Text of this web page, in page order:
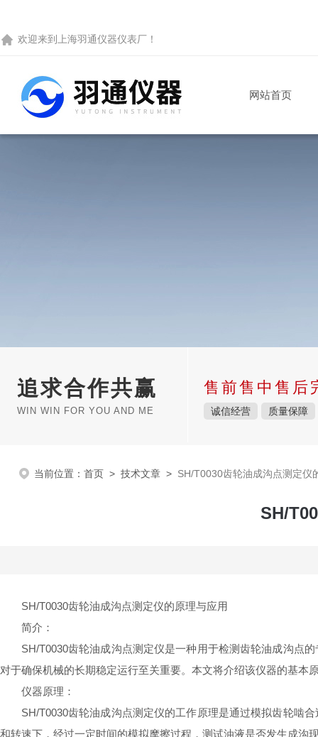
欢迎来到 上海羽通仪器仪表厂 ！
网站首页
追求合作共赢
WIN WIN FOR YOU AND ME
售前售中售后
诚信经营 质量保障
当前位置： 首页 > 技术文章 > ​SH/T0030齿轮油成沟点测定仪
​SH/
SH/T0030齿轮油成沟点测定仪的原理与应用
简介：
SH/T0030齿轮油成沟点测定仪是一种用于检测齿轮油成沟点
对于确保机械的长期稳定运行至关重要。本文将介绍该仪器的基本
仪器原理：
SH/T0030齿轮油成沟点测定仪的工作原理是通过模拟齿轮啮
和转速下，经过一定时间的模拟摩擦过程，测试油液是否发生成